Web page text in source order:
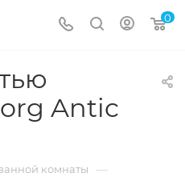
0
Antic
комнаты —